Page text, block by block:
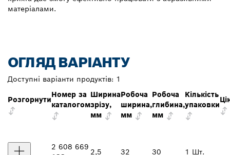
матеріалами.
ОГЛЯД ВАРІАНТУ
Доступні варіанти продуктів: 1
Розгорнути
Номер за
каталогом
Ширина
зрізу,
мм
Робоча
ширина,
мм
Робоча
глибина,
мм
Кількість
упаковки
2 608 669
2,5 32 30 1 Шт.